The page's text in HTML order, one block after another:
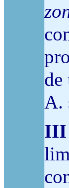
de
A.
III